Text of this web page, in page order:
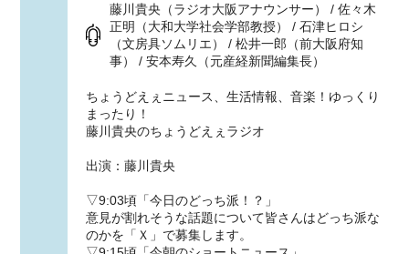
藤川貴央（ラジオ大阪アナウンサー） / 佐々木
正明（大和大学社会学部教授） / 石津ヒロシ
（文房具ソムリエ） / 松井一郎（前大阪府知
事） / 安本寿久（元産経新聞編集長）
ちょうどえぇニュース、生活情報、音楽！ゆっくり
まったり！
藤川貴央のちょうどえぇラジオ
出演：藤川貴央
▽9:03頃「今日のどっち派！？」
意見が割れそうな話題について皆さんはどっち派な
のかを「Ｘ」で募集します。